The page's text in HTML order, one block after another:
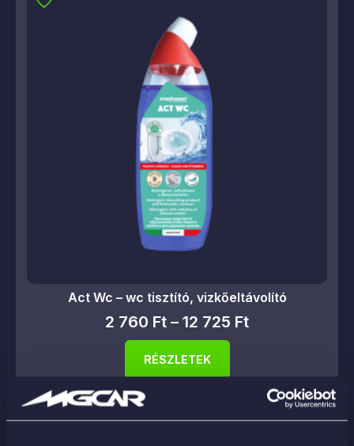
Act Wc – wc tisztító, vizkőeltávolító
2 760 Ft – 12 725 Ft
RÉSZLETEK